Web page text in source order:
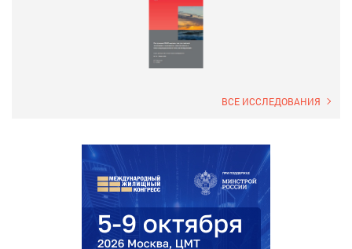
ВСЕ ИССЛЕДОВАНИЯ